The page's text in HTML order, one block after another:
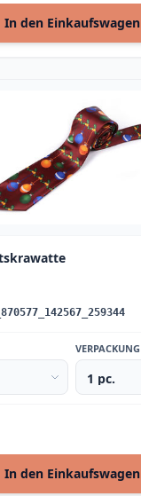
In den Einkaufswagen
VERPACKUNG
In den Einkaufswagen